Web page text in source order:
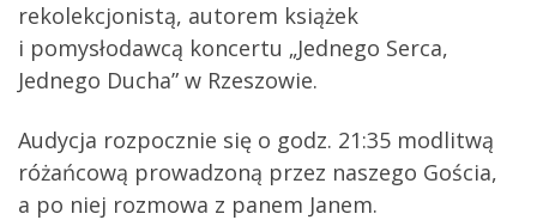
rekolekcjonistą, autorem książek
i pomysłodawcą koncertu „Jednego Serca,
Jednego Ducha” w Rzeszowie.
Audycja rozpocznie się o godz. 21:35 modlitwą
różańcową prowadzoną przez naszego Gościa,
a po niej rozmowa z panem Janem.